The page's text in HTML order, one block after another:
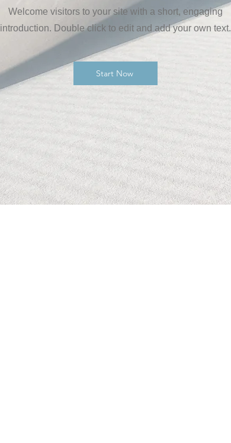
Welcome visitors to your site with a short, engaging
introduction. Double click to edit and add your own text.
Start Now